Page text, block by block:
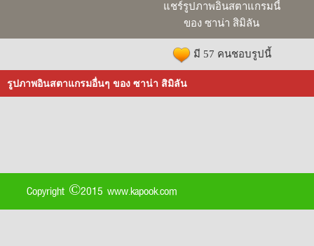
แชร์รูปภาพอินสตาแกรมนี้
ของ ซาน่า สิมิลัน
มี 57 คนชอบรูปนี้
รูปภาพอินสตาแกรมอื่นๆ ของ ซาน่า สิมิลัน
Copyright ©2015 www.kapook.com